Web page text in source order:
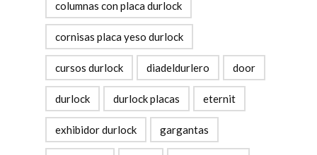
columnas con placa durlock
cornisas placa yeso durlock
cursos durlock diadeldurlero door
durlock durlock placas eternit
exhibidor durlock gargantas